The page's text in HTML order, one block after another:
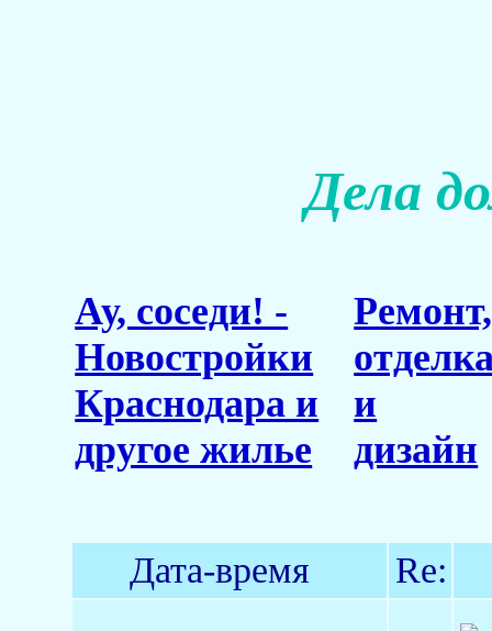
Дела
Ау, соседи! -
Новостройки
Краснодара и
другое жилье
Ремонт,
и
дизайн
Дата-время Re: